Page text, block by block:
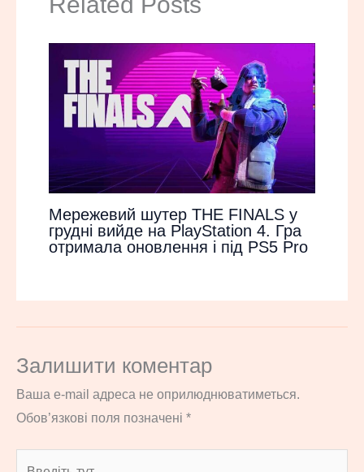
Мережевий шутер THE FINALS у
грудні вийде на PlayStation 4. Гра
отримала оновлення і під PS5 Pro
Залишити коментар
Ваша e-mail адреса не оприлюднюватиметься.
Обов’язкові поля позначені *